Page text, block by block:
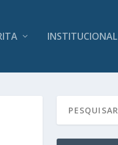
INSTITUCIONAL